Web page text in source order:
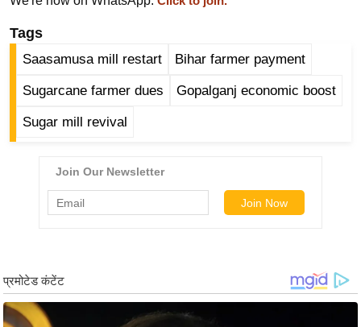
वु
ड
ली
वु
B
r
e
Tags
Saasamusa mill restart Bihar farmer payment
Sugarcane farmer dues Gopalganj economic boost
Sugar mill revival